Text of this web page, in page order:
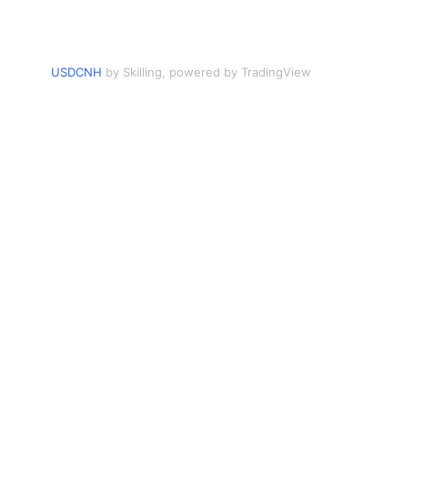
USDCNH by Skilling, powered by TradingView